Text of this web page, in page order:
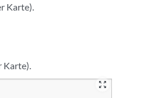
Karte).
Karte).
zoom_out_map